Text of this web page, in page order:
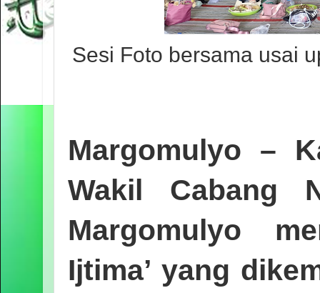
Sesi Foto bersama usai
Margomulyo –
Wakil Cabang
Margomulyo
Ijtima’ yang